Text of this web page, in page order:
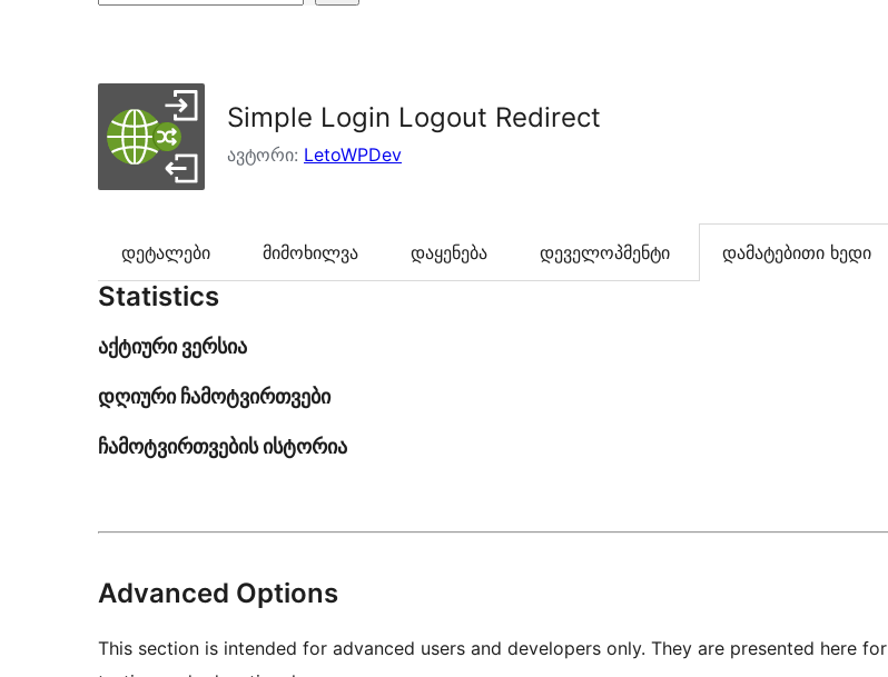
Simple Login Logout Redirect
ავტორი: LetoWPDev
დეტალები მიმოხილვა დაყენება დეველოპმენტი დამატებითი ხედი
Statistics
აქტიური ვერსია
დღიური ჩამოტვირთვები
ჩამოტვირთვების ისტორია
Advanced Options
This section is intended for advanced users and developers only. They are presented here for